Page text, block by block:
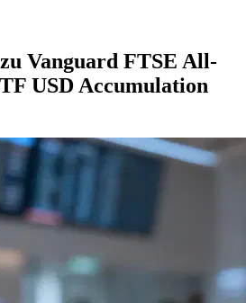
Vanguard FTSE All-
USD Accumulation